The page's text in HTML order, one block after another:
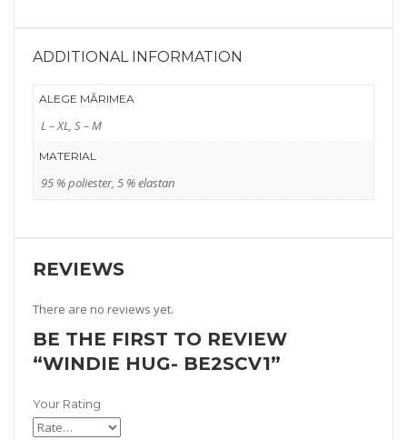
ADDITIONAL INFORMATION
ALEGE MĂRIMEA
L – XL, S – M
MATERIAL
95 % poliester, 5 % elastan
REVIEWS
There are no reviews yet.
BE THE FIRST TO REVIEW
“WINDIE HUG- BE2SCV1”
Your Rating